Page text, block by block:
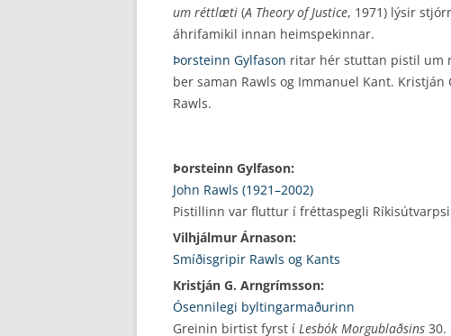
um réttlæti (A Theory of Justice, 1971) lýsir
áhrifamikil innan heimspekinnar.
Þorsteinn Gylfason ritar hér stuttan pistil um
ber saman Rawls og Immanuel Kant.
Rawls.
Þorsteinn Gylfason:
John Rawls (1921–2002)
Pistillinn var fluttur í fréttaspegli
Vilhjálmur Árnason:
Smíðisgripir Rawls og Kants
Kristján G. Arngrímsson:
Ósennilegi byltingarmaðurinn
Greinin birtist fyrst í Lesbók Morgublaðsins 30.